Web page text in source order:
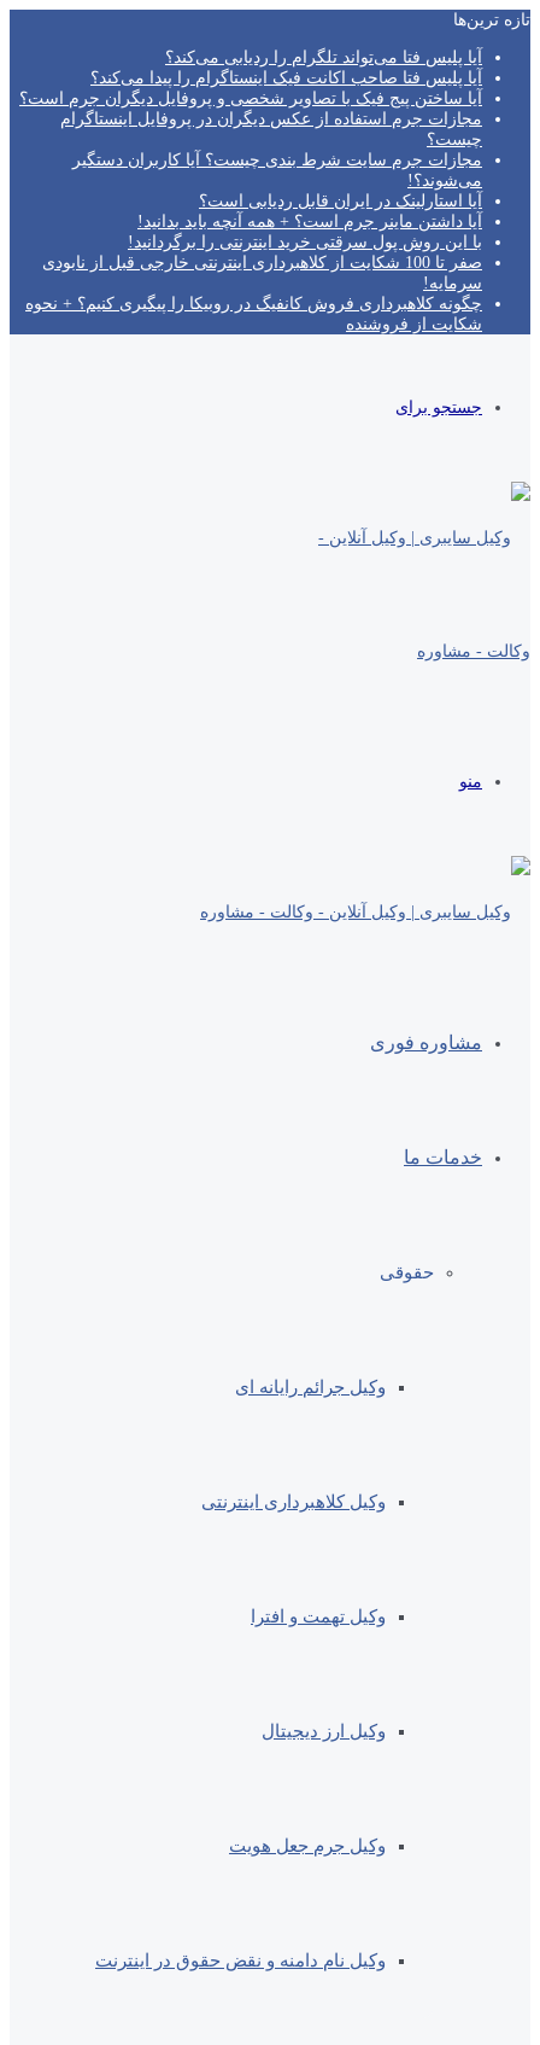
تازه‌ ترین‌ها
آیا پلیس فتا می‌تواند تلگرام را ردیابی می‌کند؟
آیا پلیس فتا صاحب اکانت فیک اینستاگرام را پیدا می‌کند؟
آیا ساختن پیج فیک با تصاویر شخصی و پروفایل دیگران جرم است؟
مجازات جرم استفاده از عکس دیگران در پروفایل اینستاگرام
چیست؟
مجازات جرم سایت شرط بندی چیست؟ آیا کاربران دستگیر
می‌شوند؟!
آیا استارلینک در ایران قابل ردیابی است؟
آیا داشتن ماینر جرم است؟ + همه آنچه باید بدانید!
با این روش پول سرقتی خرید اینترنتی را برگردانید!
صفر تا 100 شکایت از کلاهبرداری اینترنتی خارجی قبل از نابودی
سرمایه!
چگونه کلاهبرداری فروش کانفیگ در روبیکا را پیگیری کنیم؟ + نحوه
شکایت از فروشنده
جستجو برای
منو
مشاوره فوری
خدمات ما
حقوقی
وکیل جرائم رایانه ای
وکیل کلاهبرداری اینترنتی
وکیل تهمت و افترا
وکیل ارز دیجیتال
وکیل جرم جعل هویت
وکیل نام دامنه و نقض حقوق در اینترنت